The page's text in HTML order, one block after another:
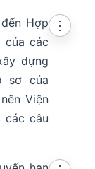
Hợp
của các
dựng
sơ của
Viện
các câu
⋮